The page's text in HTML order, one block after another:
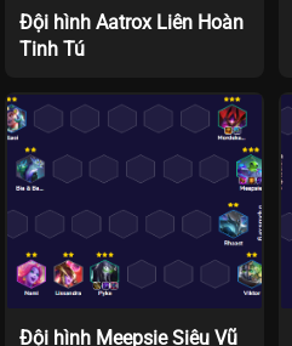
Đội hình Aatrox Liên Hoàn
Tinh Tú
Đội hình Meepsie Siêu Vũ